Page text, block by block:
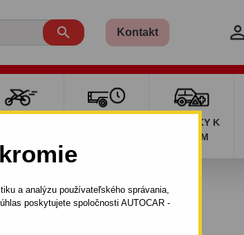
a analýzu používateľského správania,
poskytujete spoločnosti AUTOCAR -
 Kontakt
DOPLNKY K
AUTÁM